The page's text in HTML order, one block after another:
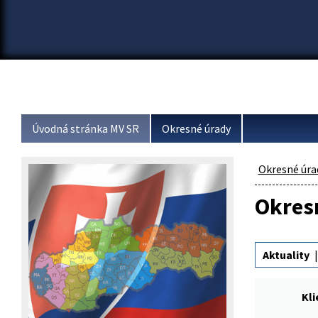
Úvodná stránka MV SR Okresné úrady
Okresné
Aktuality